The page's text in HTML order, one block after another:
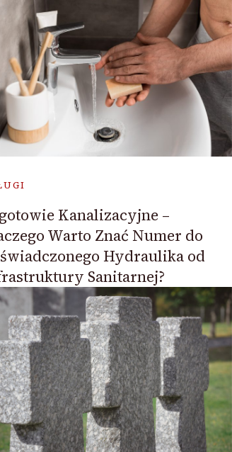
Kanalizacyjne –
Warto Znać Numer do
Hydraulika od
Sanitarnej?